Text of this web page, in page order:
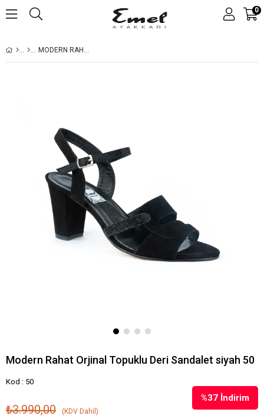
0
MODERN RAHAT ORJINAL TOPUKLU DERI SANDALET SIYAH 50
Modern Rahat Orjinal Topuklu Deri Sandalet siyah 50
Kod : 50
%37 İndirim
₺3.990,00 (KDV Dahil)